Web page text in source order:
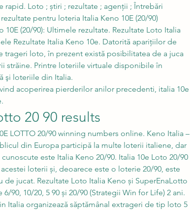
rapid. Loto ; știri ; rezultate ; agenții ; Întrebări
pentru loteria Italia Keno 10E (20/90)
10E (20/90): Ultimele rezultate. Rezultate Loto Italia
Rezultate Italia Keno 10e. Datorită apariţiilor de
trageri loto, în prezent există posibilitatea de a juca
străine. Printre loteriile virtuale disponibile în
şi loteriile din Italia.
acoperirea pierderilor anilor precedenti, italia 10e
20 90 results
din Europa participă la multe loterii italiene, dar
este Italia Keno 20/90. Italia 10e Loto 20/90
loterii și, deoarece este o loterie 20/90, este
jucat. Rezultate Loto Italia Keno și SuperEnaLotto
90, 10/20, 5 90 și 20/90 (Strategii Win for Life) 2 ani.
Italia organizează săptămânal extrageri de tip loto 5